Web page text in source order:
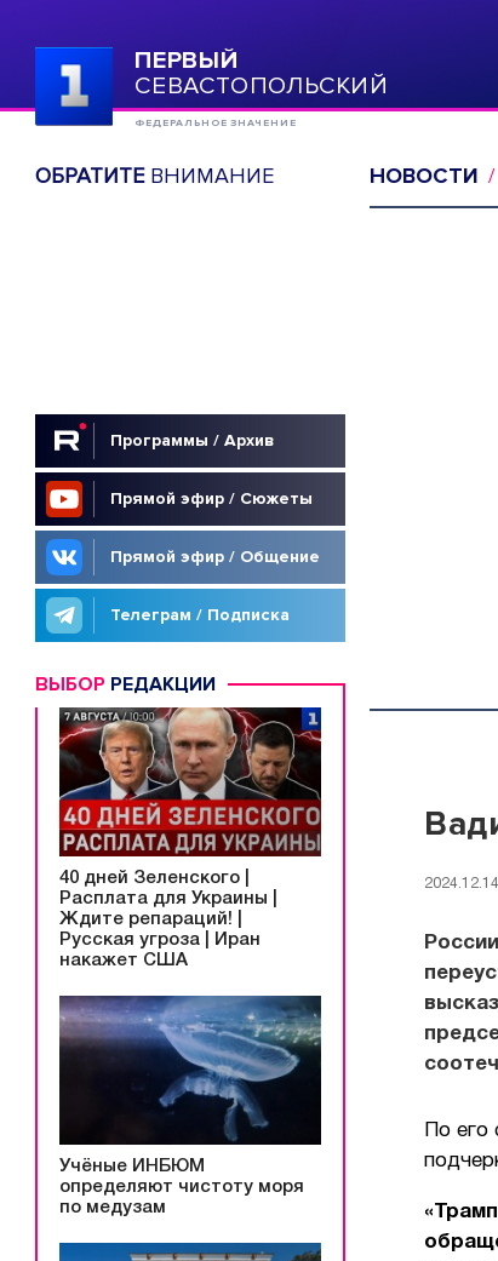
ПЕРВЫЙ
СЕВАСТОПОЛЬСКИЙ
ФЕДЕРАЛЬНОЕ ЗНАЧЕНИЕ
ОБРАТИТЕВНИМАНИЕ
Программы / Архив
Прямой эфир / Сюжеты
Прямой эфир / Общение
Телеграм / Подписка
ВЫБОР РЕДАКЦИИ
40 дней Зеленского |
Расплата для Украины |
Ждите репараций! |
Русская угроза | Иран
накажет США
Учёные ИНБЮМ
определяют чистоту моря
по медузам
НОВОСТИ
По его